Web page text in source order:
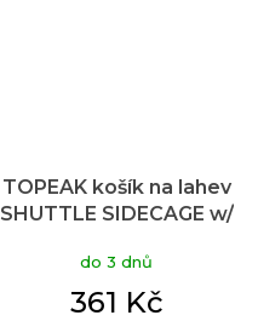
TOPEAK košík na lahev
SHUTTLE SIDECAGE w/
strana
do 3 dnů
361 Kč